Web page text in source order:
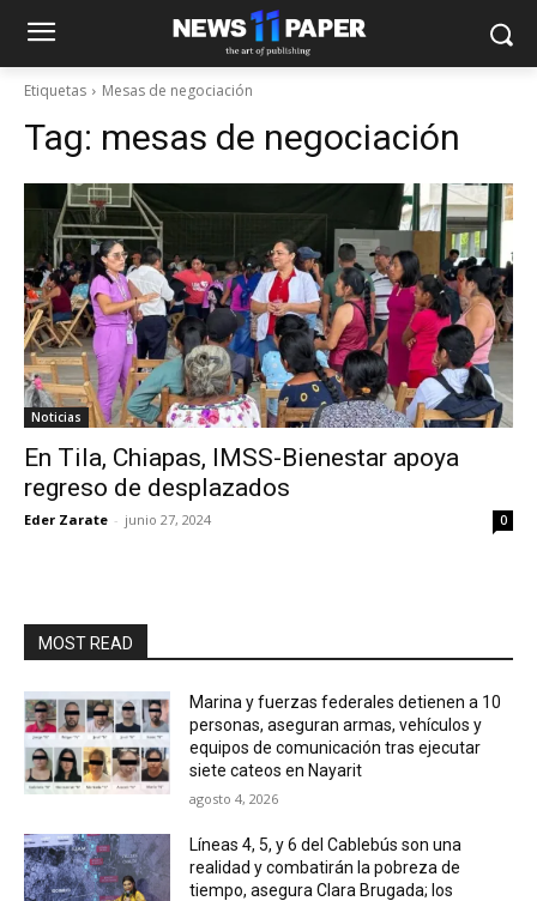
Etiquetas Mesas de negociación
Tag: mesas de negociación
Noticias
En Tila, Chiapas, IMSS-Bienestar apoya
regreso de desplazados
Eder Zarate - junio 27, 2024 0
MOST READ
Marina y fuerzas federales detienen a 10
personas, aseguran armas, vehículos y
equipos de comunicación tras ejecutar
siete cateos en Nayarit
agosto 4, 2026
Líneas 4, 5, y 6 del Cablebús son una
realidad y combatirán la pobreza de
tiempo, asegura Clara Brugada; los